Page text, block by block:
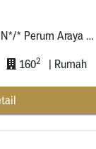
Galaxy Bumi Permai Blok N*/* Perum Araya *, Surabaya
1602 | Rumah